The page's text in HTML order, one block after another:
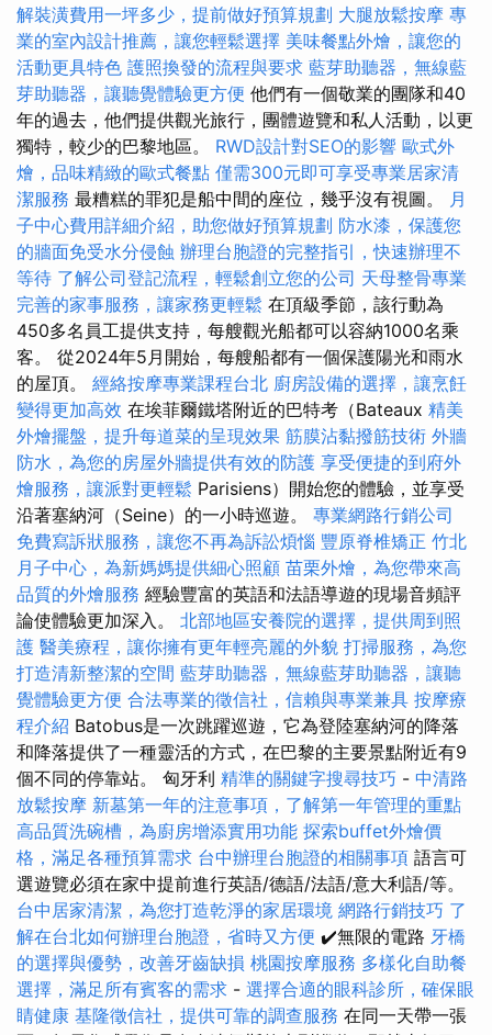
解裝潢費用一坪多少，提前做好預算規劃 大腿放鬆按摩 專
業的室內設計推薦，讓您輕鬆選擇 美味餐點外燴，讓您的
活動更具特色 護照換發的流程與要求 藍芽助聽器，無線藍
芽助聽器，讓聽覺體驗更方便 他們有一個敬業的團隊和40
年的過去，他們提供觀光旅行，團體遊覽和私人活動，以更
獨特，較少的巴黎地區。 RWD設計對SEO的影響 歐式外
燴，品味精緻的歐式餐點 僅需300元即可享受專業居家清
潔服務 最糟糕的罪犯是船中間的座位，幾乎沒有視圖。 月
子中心費用詳細介紹，助您做好預算規劃 防水漆，保護您
的牆面免受水分侵蝕 辦理台胞證的完整指引，快速辦理不
等待 了解公司登記流程，輕鬆創立您的公司 天母整骨專業
完善的家事服務，讓家務更輕鬆 在頂級季節，該行動為
450多名員工提供支持，每艘觀光船都可以容納1000名乘
客。 從2024年5月開始，每艘船都有一個保護陽光和雨水
的屋頂。 經絡按摩專業課程台北 廚房設備的選擇，讓烹飪
變得更加高效 在埃菲爾鐵塔附近的巴特考（Bateaux 精美
外燴擺盤，提升每道菜的呈現效果 筋膜沾黏撥筋技術 外牆
防水，為您的房屋外牆提供有效的防護 享受便捷的到府外
燴服務，讓派對更輕鬆 Parisiens）開始您的體驗，並享受
沿著塞納河（Seine）的一小時巡遊。 專業網路行銷公司
免費寫訴狀服務，讓您不再為訴訟煩惱 豐原脊椎矯正 竹北
月子中心，為新媽媽提供細心照顧 苗栗外燴，為您帶來高
品質的外燴服務 經驗豐富的英語和法語導遊的現場音頻評
論使體驗更加深入。 北部地區安養院的選擇，提供周到照
護 醫美療程，讓你擁有更年輕亮麗的外貌 打掃服務，為您
打造清新整潔的空間 藍芽助聽器，無線藍芽助聽器，讓聽
覺體驗更方便 合法專業的徵信社，信賴與專業兼具 按摩療
程介紹 Batobus是一次跳躍巡遊，它為登陸塞納河的降落
和降落提供了一種靈活的方式，在巴黎的主要景點附近有9
個不同的停靠站。 匈牙利 精準的關鍵字搜尋技巧 - 中清路
放鬆按摩 新墓第一年的注意事項，了解第一年管理的重點
高品質洗碗槽，為廚房增添實用功能 探索buffet外燴價
格，滿足各種預算需求 台中辦理台胞證的相關事項 語言可
選遊覽必須在家中提前進行英語/德語/法語/意大利語/等。
台中居家清潔，為您打造乾淨的家居環境 網路行銷技巧 了
解在台北如何辦理台胞證，省時又方便 ✔️無限的電路 牙橋
的選擇與優勢，改善牙齒缺損 桃園按摩服務 多樣化自助餐
選擇，滿足所有賓客的需求 - 選擇合適的眼科診所，確保眼
睛健康 基隆徵信社，提供可靠的調查服務 在同一天帶一張